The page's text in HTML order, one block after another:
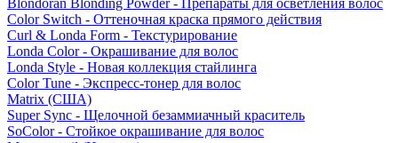
Blondoran Blonding Powder - Препараты для осветления волос
Color Switch - Оттеночная краска прямого действия
Curl & Londa Form - Текстурирование
Londa Color - Окрашивание для волос
Londa Style - Новая коллекция стайлинга
Color Tune - Экспресс-тонер для волос
Matrix (США)
Super Sync - Щелочной безаммиачный краситель
SoColor - Стойкое окрашивание для волос